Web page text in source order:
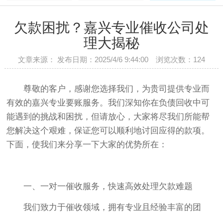
欠款困扰？嘉兴专业催收公司处
理大揭秘
文章来源： 发布日期：2025/4/6 9:44:00 浏览次数： 124
尊敬的客户，感谢您选择我们，为贵司提供专业而
有效的嘉兴专业要账服务。我们深知你在负债回收中可
能遇到的挑战和困扰，但请放心，大家将尽我们所能帮
您解决这个艰难，保证您可以顺利地讨回应得的款项。
下面，使我们来分享一下大家的优势所在：
一、一对一催收服务，快速高效处理欠款难题
我们致力于催收领域，拥有专业且经验丰富的团